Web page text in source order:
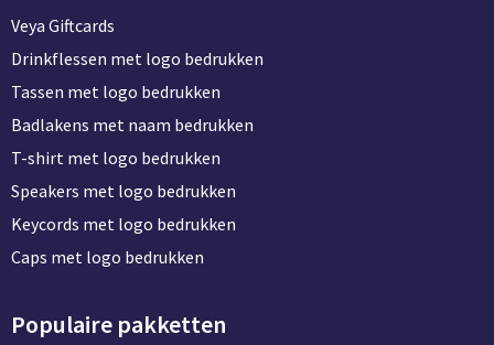
Veya Giftcards
Drinkflessen met logo bedrukken
Tassen met logo bedrukken
Badlakens met naam bedrukken
T-shirt met logo bedrukken
Speakers met logo bedrukken
Keycords met logo bedrukken
Caps met logo bedrukken
Populaire pakketten